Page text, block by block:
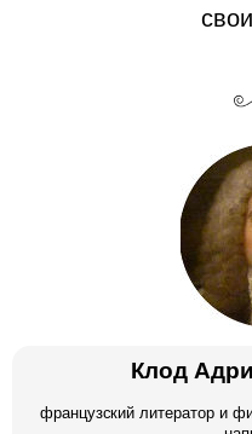
Клод
французский литератор и